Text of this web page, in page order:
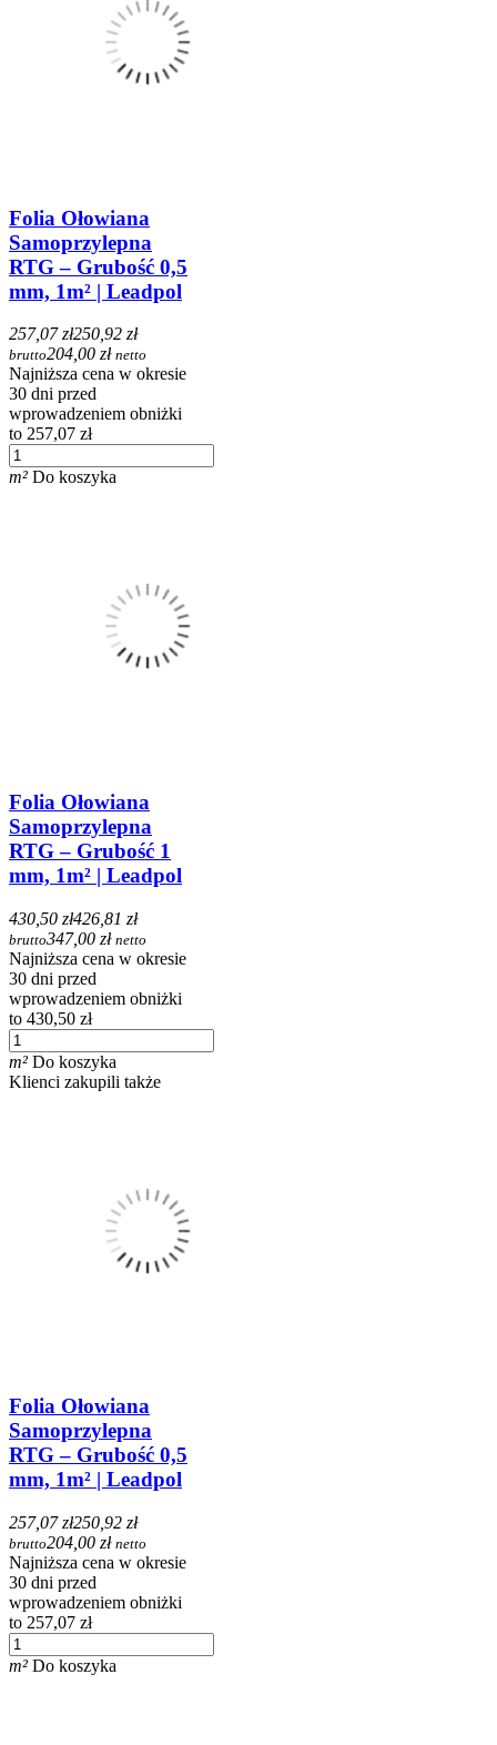
Folia Ołowiana
Samoprzylepna
RTG – Grubość 0,5
mm, 1m² | Leadpol
257,07 zł250,92 zł
brutto204,00 zł netto
Najniższa cena w okresie
30 dni przed
wprowadzeniem obniżki
to 257,07 zł
m² Do koszyka
Folia Ołowiana
Samoprzylepna
RTG – Grubość 1
mm, 1m² | Leadpol
430,50 zł426,81 zł
brutto347,00 zł netto
Najniższa cena w okresie
30 dni przed
wprowadzeniem obniżki
to 430,50 zł
m² Do koszyka
Klienci zakupili także
Folia Ołowiana
Samoprzylepna
RTG – Grubość 0,5
mm, 1m² | Leadpol
257,07 zł250,92 zł
brutto204,00 zł netto
Najniższa cena w okresie
30 dni przed
wprowadzeniem obniżki
to 257,07 zł
m² Do koszyka